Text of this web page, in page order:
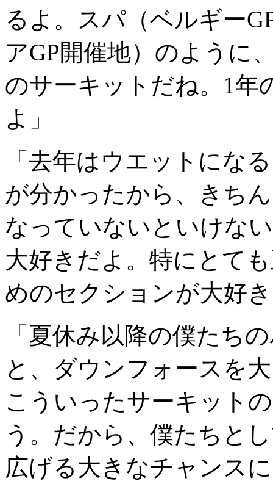
るよ。スパ（ベルギー
アGP開催地）のように
のサーキットだね。1年
よ」
「去年はウエットにな
が分かったから、きち
なっていないといけな
大好きだよ。特にとて
めのセクションが大好
「夏休み以降の僕たち
と、ダウンフォースを
こういったサーキット
う。だから、僕たちと
広げる大きなチャンス